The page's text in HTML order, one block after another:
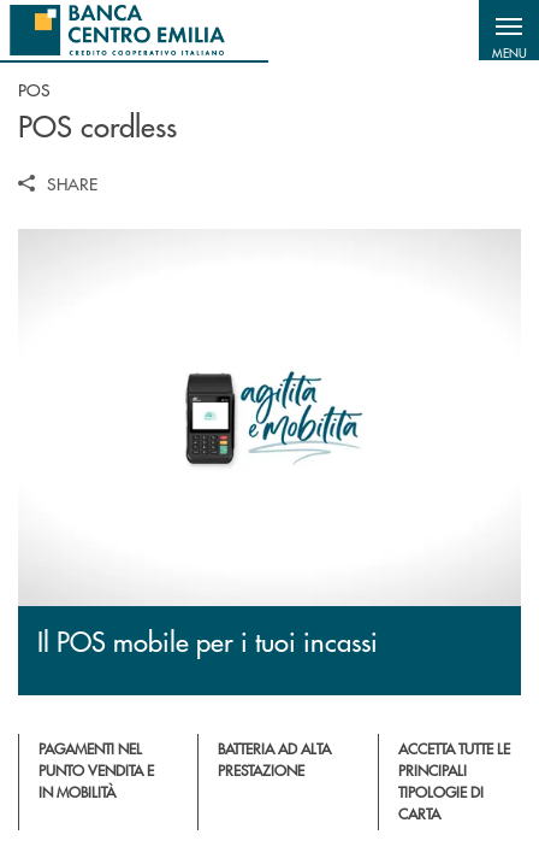
Salta al contenuto principale
MENU
POS
POS cordless
SHARE
Il POS mobile per i tuoi incassi
PAGAMENTI NEL
PUNTO VENDITA E
IN MOBILITÀ
BATTERIA AD ALTA
PRESTAZIONE
ACCETTA TUTTE LE
PRINCIPALI
TIPOLOGIE DI
CARTA